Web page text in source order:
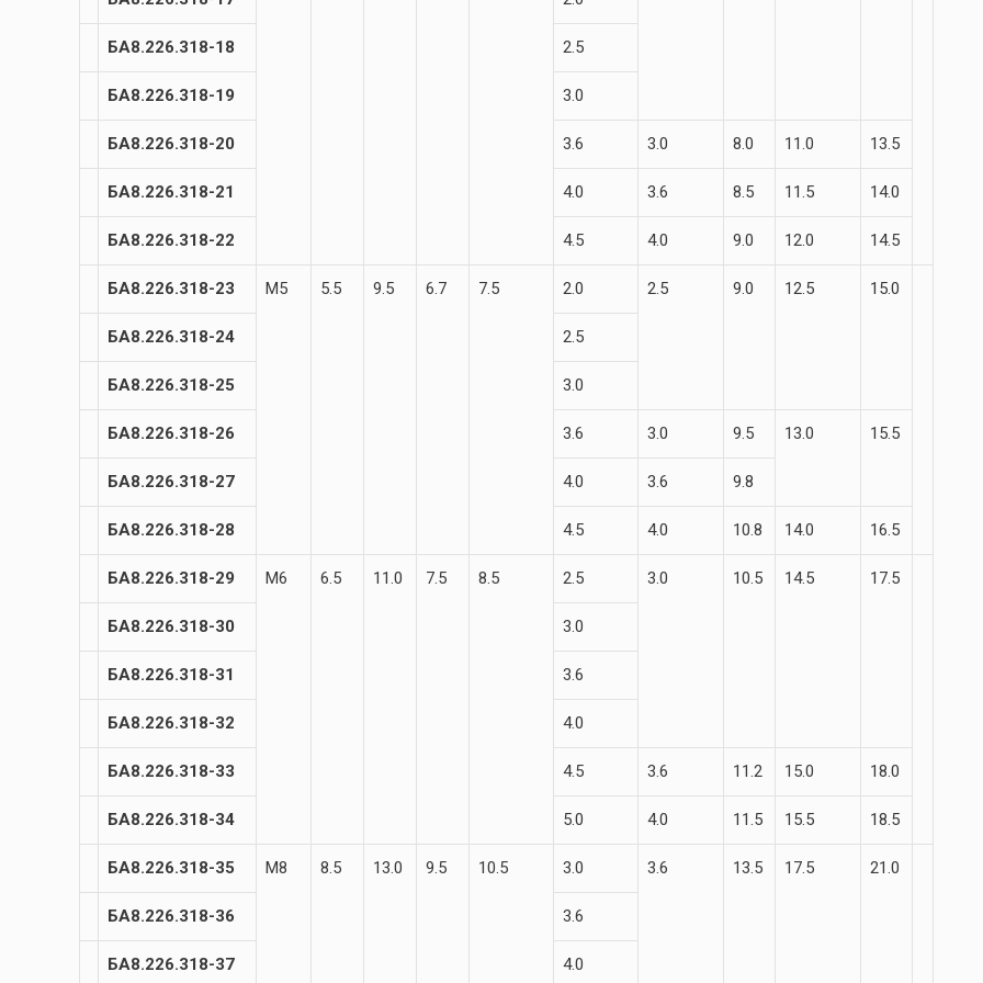
БА8.226.318-18 2.5
БА8.226.318-19 3.0
БА8.226.318-20 3.6 3.0 8.0 11.0 13.5
БА8.226.318-21 4.0 3.6 8.5 11.5 14.0
БА8.226.318-22 4.5 4.0 9.0 12.0 14.5
БА8.226.318-23 М5 5.5 9.5 6.7 7.5 2.0 2.5 9.0 12.5 15.0
БА8.226.318-24 2.5
БА8.226.318-25 3.0
БА8.226.318-26 3.6 3.0 9.5 13.0 15.5
БА8.226.318-27 4.0 3.6 9.8
БА8.226.318-28 4.5 4.0 10.8 14.0 16.5
БА8.226.318-29 М6 6.5 11.0 7.5 8.5 2.5 3.0 10.5 14.5 17.5
БА8.226.318-30 3.0
БА8.226.318-31 3.6
БА8.226.318-32 4.0
БА8.226.318-33 4.5 3.6 11.2 15.0 18.0
БА8.226.318-34 5.0 4.0 11.5 15.5 18.5
БА8.226.318-35 М8 8.5 13.0 9.5 10.5 3.0 3.6 13.5 17.5 21.0
БА8.226.318-36 3.6
БА8.226.318-37 4.0